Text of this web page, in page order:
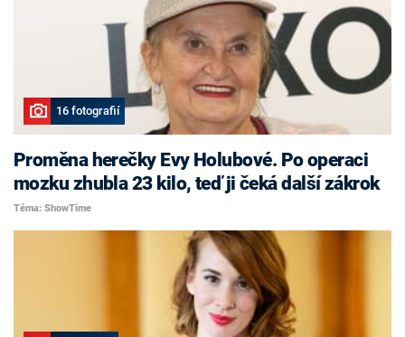
16 fotografií
Proměna herečky Evy Holubové. Po operaci
mozku zhubla 23 kilo, teď ji čeká další zákrok
Téma: ShowTime